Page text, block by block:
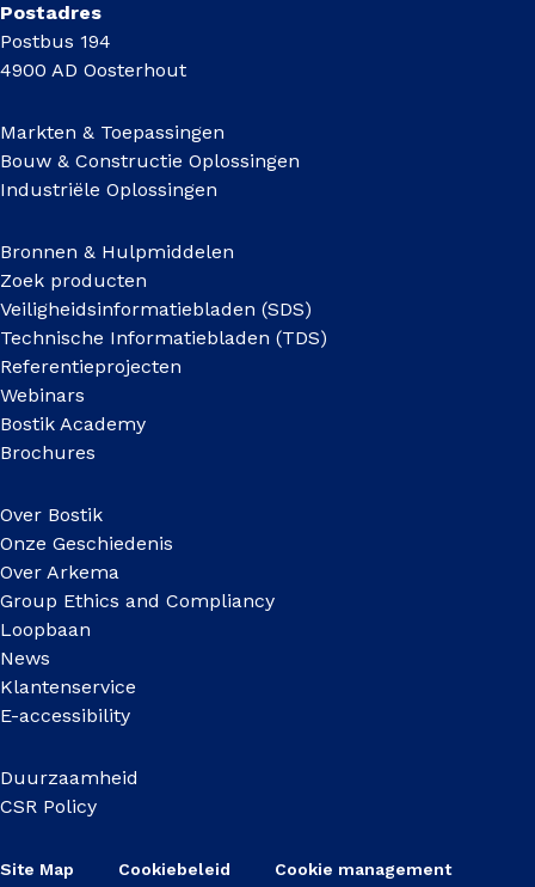
Postadres
Postbus 194
4900 AD Oosterhout
Markten & Toepassingen
Bouw & Constructie Oplossingen
Industriële Oplossingen
Bronnen & Hulpmiddelen
Zoek producten
Veiligheidsinformatiebladen (SDS)
Technische Informatiebladen (TDS)
Referentieprojecten
Webinars
Bostik Academy
Brochures
Over Bostik
Onze Geschiedenis
Over Arkema
Group Ethics and Compliancy
Loopbaan
News
Klantenservice
E-accessibility
Duurzaamheid
CSR Policy
Site Map Cookiebeleid Cookie management